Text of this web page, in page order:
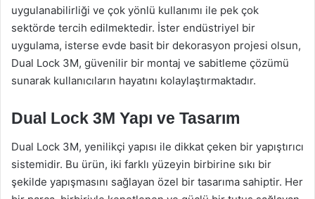
uygulanabilirliği ve çok yönlü kullanımı ile pek çok
sektörde tercih edilmektedir. İster endüstriyel bir
uygulama, isterse evde basit bir dekorasyon projesi olsun,
Dual Lock 3M, güvenilir bir montaj ve sabitleme çözümü
sunarak kullanıcıların hayatını kolaylaştırmaktadır.
Dual Lock 3M Yapı ve Tasarım
Dual Lock 3M, yenilikçi yapısı ile dikkat çeken bir yapıştırıcı
sistemidir. Bu ürün, iki farklı yüzeyin birbirine sıkı bir
şekilde yapışmasını sağlayan özel bir tasarıma sahiptir. Her